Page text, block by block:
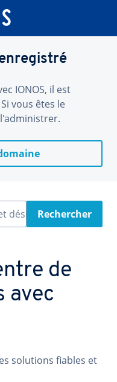
IONOS, il est
vous êtes le
désiréeRechercher
de
avec
solutions fiables et